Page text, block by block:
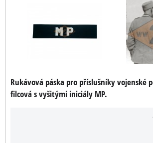
Rukávová páska pro příslušníky vojenské
filcová s vyšitými iniciály MP.